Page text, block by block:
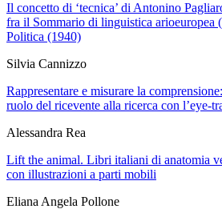
Il concetto di ‘tecnica’ di Antonino
fra il Sommario di linguistica arioeuropea
Politica (1940)
Silvia Cannizzo
Rappresentare e misurare la
ruolo del ricevente alla ricerca con l’eye-
Alessandra Rea
Lift the animal. Libri italiani di anatomia
con illustrazioni a parti mobili
Eliana Angela Pollone